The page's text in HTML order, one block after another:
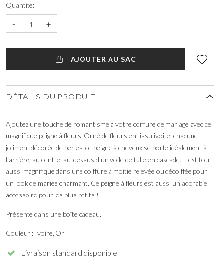
Quantité:
- +
AJOUTER AU SAC
DÉTAILS DU PRODUIT
Ajoutez une touche de romantisme à votre coiffure de mariage avec ce
magnifique peigne à fleurs. Orné de fleurs en tissu ivoire, chacune
joliment décorée de perles, ce peigne à cheveux se porte idéalement à
l'arrière, au centre, au-dessus d'un voile de tulle en cascade. Il est tout
aussi magnifique dans une coiffure à moitié relevée ou décoiffée pour
un look de mariée charmant. Ce peigne à fleurs est aussi un adorable
accessoire pour les plus petits !
Présenté dans une boîte cadeau.
Couleur : Ivoire, Or
Livraison standard disponible